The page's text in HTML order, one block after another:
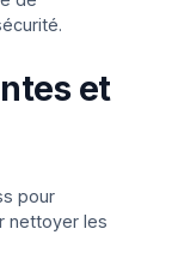
et
pour
nettoyer les